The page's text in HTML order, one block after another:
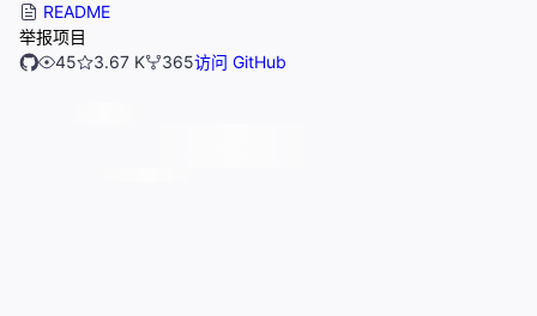
README
举报项目
45
3.67 K 365访问 GitHub